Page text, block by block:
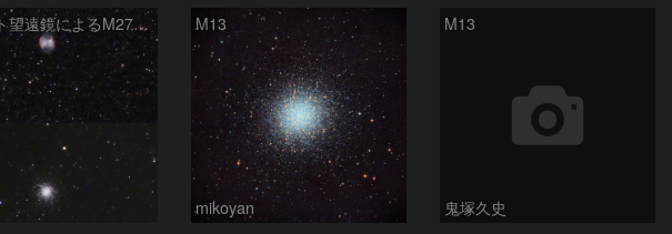
スマート望遠鏡によるM27とM13 M13
mikoyan
M13
鬼塚久史